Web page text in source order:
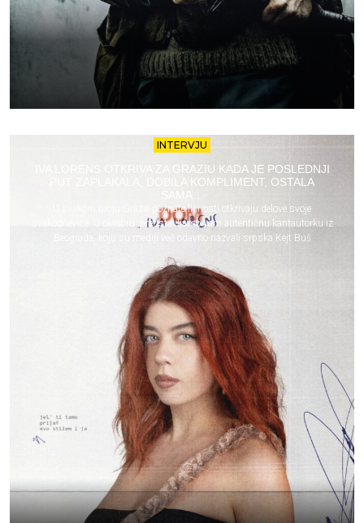
INTERVJU
IVA LORENS OTKRIVA ZA GRAZIU KADA JE POSLEDNJI
PUT ZAPLAKALA, DOBILA KOMPLIMENT, OSTALA
U svakom broju Grazie poznate ličnosti otkrivaju delove svoje
svakodnevice. U oktobru, predstavljamo vam autentičnu kantautorku iz
Beograda, koju su mediji već odavno nazvali srpska Kejt Buš